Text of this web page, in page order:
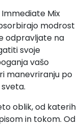
Mix
modrost
odpravljate na
svoje
vašo
manevriranju po
oblik, od katerih
in tokom. Od